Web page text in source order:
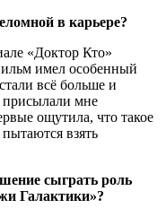
в карьере?
«Доктор Кто»
имел особенный
всё больше и
присылали мне
ощутила, что такое
взять
сыграть роль
Галактики»?